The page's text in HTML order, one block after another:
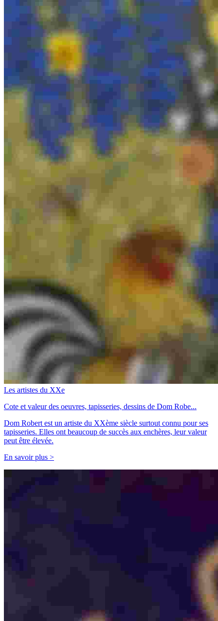
Les artistes du XXe
Cote et valeur des oeuvres, tapisseries, dessins de Dom Robe...
Dom Robert est un artiste du XXème siècle surtout connu pour ses
tapisseries. Elles ont beaucoup de succès aux enchères, leur valeur
peut être élevée.
En savoir plus >